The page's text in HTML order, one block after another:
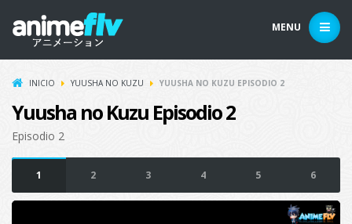
MENU
INICIO YUUSHA NO KUZU YUUSHA NO KUZU EPISODIO 2
Yuusha no Kuzu Episodio 2
Episodio 2
1 2 3 4 5 6